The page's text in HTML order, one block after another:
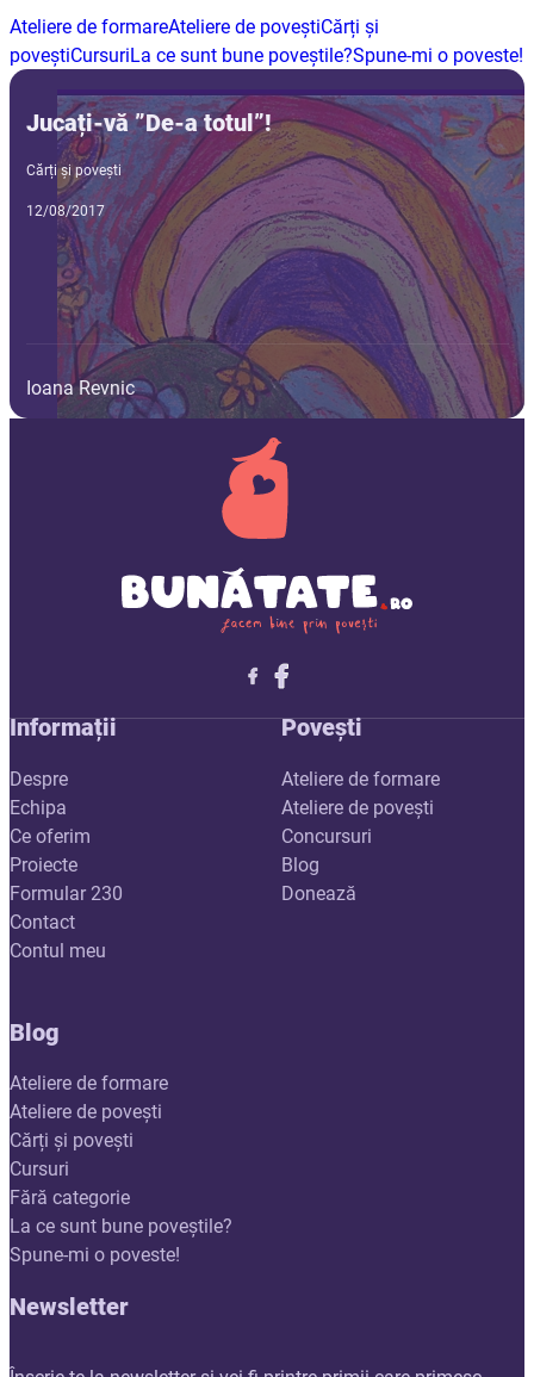
Ateliere de formareAteliere de poveștiCărți și
poveștiCursuriLa ce sunt bune poveștile?Spune-mi o poveste!
Jucați-vă ”De-a totul”!
Cărți și povești
12/08/2017
Ioana Revnic
Follow me on X
Follow me on LinkedIn
Follow me on X
Informații
Despre
Echipa
Ce oferim
Proiecte
Formular 230
Contact
Contul meu
Povești
Ateliere de formare
Ateliere de povești
Concursuri
Blog
Donează
Blog
Ateliere de formare
Ateliere de povești
Cărți și povești
Cursuri
Fără categorie
La ce sunt bune poveștile?
Spune-mi o poveste!
Newsletter